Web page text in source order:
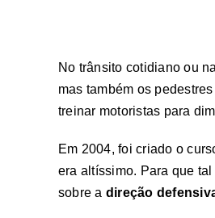
No trânsito cotidiano ou
mas também os
treinar motoristas para
Em 2004, foi criado o
era altíssimo. Para que
sobre a direção